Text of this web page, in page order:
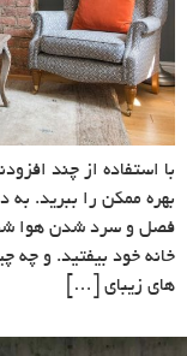
با استفاده از چند
بهره ممکن را ببرید. به
فصل و سرد شدن هوا
خانه خود بیفتید. و چه
های زیبای […]